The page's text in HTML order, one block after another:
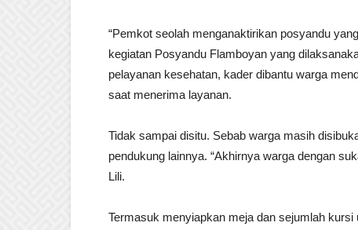
“Pemkot seolah menganaktirikan posyandu
kegiatan Posyandu Flamboyan yang
pelayanan kesehatan, kader dibantu warga
saat menerima layanan.
Tidak sampai disitu. Sebab warga masih
pendukung lainnya. “Akhirnya warga dengan
Lili.
Termasuk menyiapkan meja dan sejumlah